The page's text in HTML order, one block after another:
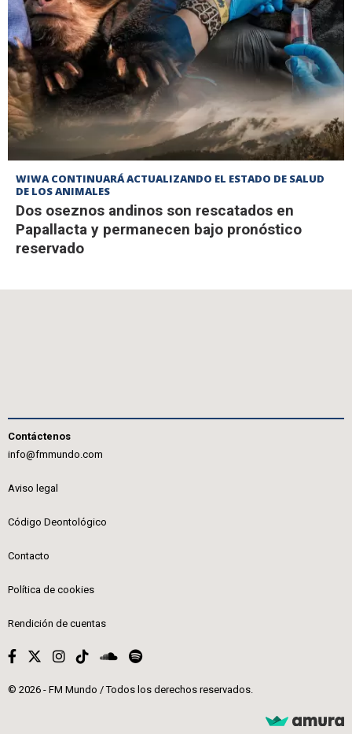
WIWA CONTINUARÁ ACTUALIZANDO EL ESTADO DE SALUD
DE LOS ANIMALES
Dos oseznos andinos son rescatados en
Papallacta y permanecen bajo pronóstico
reservado
Contáctenos
info@fmmundo.com
Aviso legal
Código Deontológico
Contacto
Política de cookies
Rendición de cuentas
© 2026 - FM Mundo / Todos los derechos reservados.